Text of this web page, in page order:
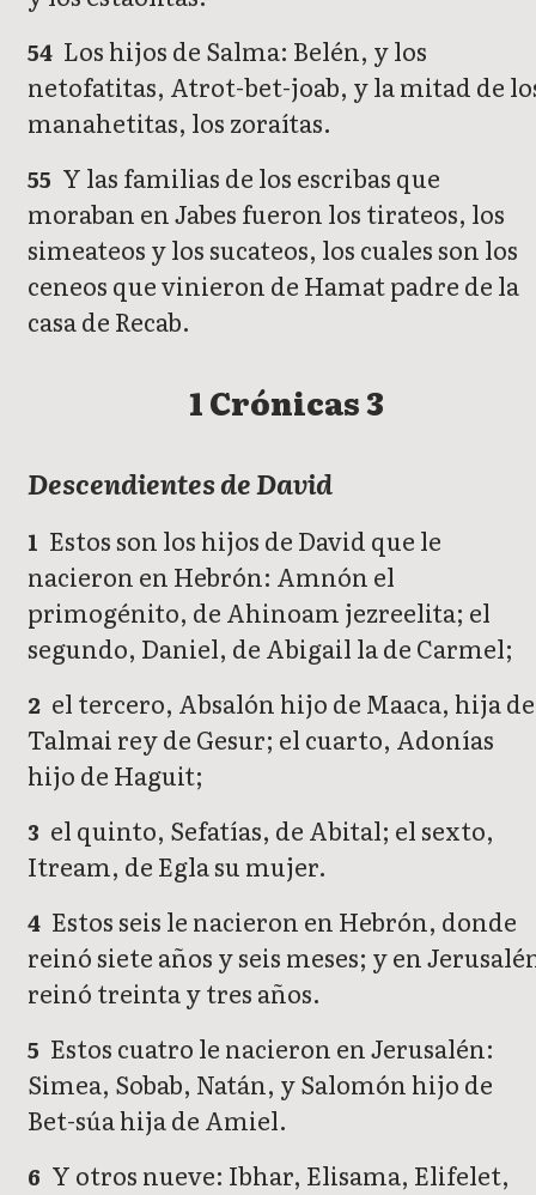
54 Los hijos de Salma: Belén, y los
netofatitas, Atrot-bet-joab, y la mitad de
manahetitas, los zoraítas.
55 Y las familias de los escribas que
moraban en Jabes fueron los tirateos, los
simeateos y los sucateos, los cuales son los
ceneos que vinieron de Hamat padre de la
casa de Recab.
1 Crónicas 3
Descendientes de David
1 Estos son los hijos de David que le
nacieron en Hebrón: Amnón el
primogénito, de Ahinoam jezreelita; el
segundo, Daniel, de Abigail la de Carmel;
2 el tercero, Absalón hijo de Maaca, hija de
Talmai rey de Gesur; el cuarto, Adonías
hijo de Haguit;
3 el quinto, Sefatías, de Abital; el sexto,
Itream, de Egla su mujer.
4 Estos seis le nacieron en Hebrón, donde
reinó siete años y seis meses; y en
reinó treinta y tres años.
5 Estos cuatro le nacieron en Jerusalén:
Simea, Sobab, Natán, y Salomón hijo de
Bet-súa hija de Amiel.
6 Y otros nueve: Ibhar, Elisama, Elifelet,